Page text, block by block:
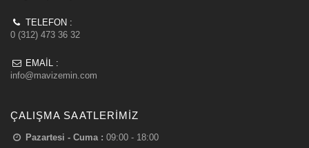
TELEFON :
0 (312) 473 36 32
EMAIL :
info@mavizemin.com
ÇALIŞMA SAATLERIMIZ
Pazartesi - Cuma : 09:00 - 18:00